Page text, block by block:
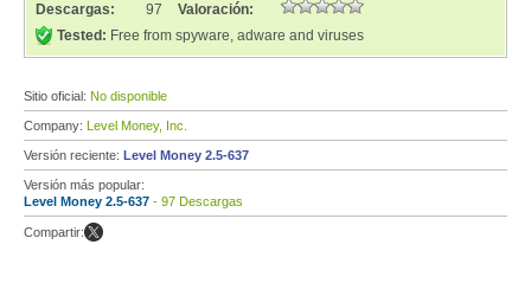
Descargas:
97
Valoración:
Tested: Free from spyware, adware and viruses
Sitio oficial: No disponible
Company: Level Money, Inc.
Versión reciente: Level Money 2.5-637
Versión más popular:
Level Money 2.5-637 - 97 Descargas
Compartir: